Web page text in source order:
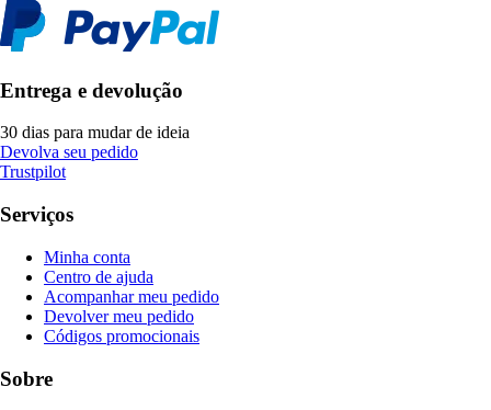
Entrega e devolução
30 dias para mudar de ideia
Devolva seu pedido
Trustpilot
Serviços
Minha conta
Centro de ajuda
Acompanhar meu pedido
Devolver meu pedido
Códigos promocionais
Sobre